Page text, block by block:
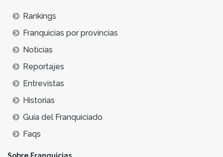
Rankings
Franquicias por provincias
Noticias
Reportajes
Entrevistas
Historias
Guía del Franquiciado
Faqs
Sobre Franquicias